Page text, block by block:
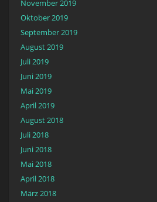
November 2019
Oktober 2019
September 2019
August 2019
Juli 2019
Juni 2019
Mai 2019
April 2019
August 2018
Juli 2018
Juni 2018
Mai 2018
April 2018
März 2018